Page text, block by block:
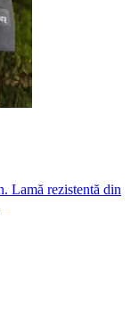
Lamă rezistentă din